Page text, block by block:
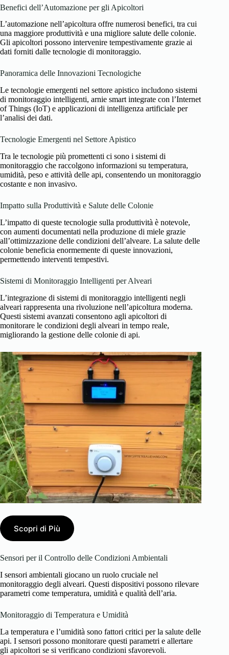
Benefici dell’Automazione per gli Apicoltori
L’automazione nell’apicoltura offre numerosi benefici, tra cui
una maggiore produttività e una migliore salute delle colonie.
Gli apicoltori possono intervenire tempestivamente grazie ai
dati forniti dalle tecnologie di monitoraggio.
Panoramica delle Innovazioni Tecnologiche
Le tecnologie emergenti nel settore apistico includono sistemi
di monitoraggio intelligenti, arnie smart integrate con l’Internet
of Things (IoT) e applicazioni di intelligenza artificiale per
l’analisi dei dati.
Tecnologie Emergenti nel Settore Apistico
Tra le tecnologie più promettenti ci sono i sistemi di
monitoraggio che raccolgono informazioni su temperatura,
umidità, peso e attività delle api, consentendo un monitoraggio
costante e non invasivo.
Impatto sulla Produttività e Salute delle Colonie
L’impatto di queste tecnologie sulla produttività è notevole,
con aumenti documentati nella produzione di miele grazie
all’ottimizzazione delle condizioni dell’alveare. La salute delle
colonie beneficia enormemente di queste innovazioni,
permettendo interventi tempestivi.
Sistemi di Monitoraggio Intelligenti per Alveari
L’integrazione di sistemi di monitoraggio intelligenti negli
alveari rappresenta una rivoluzione nell’apicoltura moderna.
Questi sistemi avanzati consentono agli apicoltori di
monitorare le condizioni degli alveari in tempo reale,
migliorando la gestione delle colonie di api.
Scopri di Più
Sensori per il Controllo delle Condizioni Ambientali
I sensori ambientali giocano un ruolo cruciale nel
monitoraggio degli alveari. Questi dispositivi possono rilevare
parametri come temperatura, umidità e qualità dell’aria.
Monitoraggio di Temperatura e Umidità
La temperatura e l’umidità sono fattori critici per la salute delle
api. I sensori possono monitorare questi parametri e allertare
gli apicoltori se si verificano condizioni sfavorevoli.